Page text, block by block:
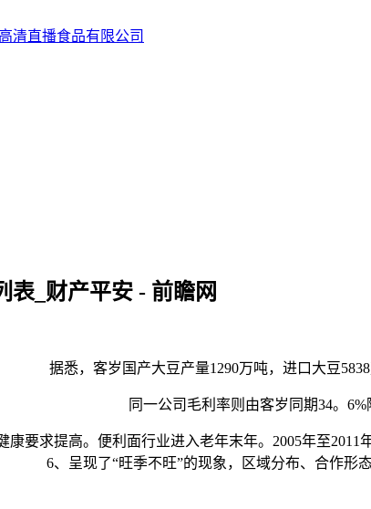
表_财产平安 - 前瞻网
据悉，客岁国产大豆产量1290万吨，进口大豆5838
同一公司毛利率则由客岁同期34。6%
求提高。便利面行业进入老年末年。2005年至2011
6、呈现了“旺季不旺”的现象，区域分布、合作形